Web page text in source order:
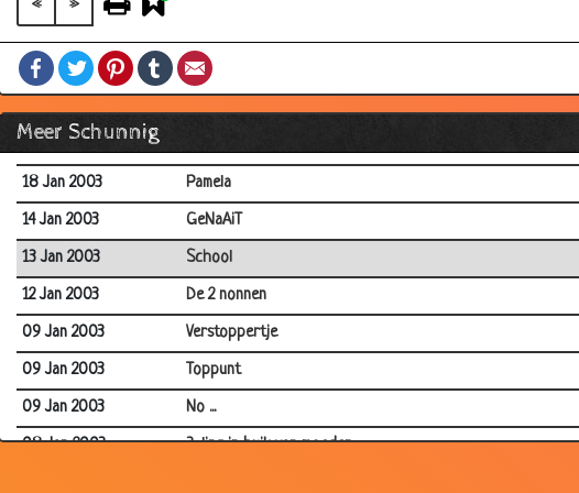
FacebookTwitterPinterestTumblr
Meer Schunnig
22 Jan 2003
Naaktlopers
21 Jan 2003
Pornofilm
18 Jan 2003
Pamela
14 Jan 2003
GeNaAiT
13 Jan 2003
School
12 Jan 2003
De 2 nonnen
09 Jan 2003
Verstoppertje
09 Jan 2003
Toppunt
09 Jan 2003
No ...
08 Jan 2003
3-ling in buik van moeder....